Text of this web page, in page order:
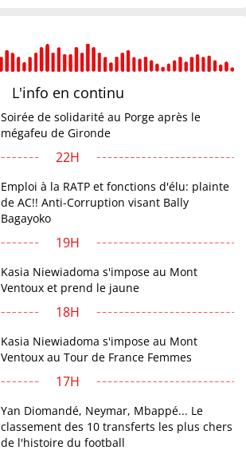
L'info en continu
Soirée de solidarité au Porge après le
mégafeu de Gironde
22H
Emploi à la RATP et fonctions d'élu: plainte
de AC!! Anti-Corruption visant Bally
Bagayoko
19H
Kasia Niewiadoma s'impose au Mont
Ventoux et prend le jaune
18H
Kasia Niewiadoma s'impose au Mont
Ventoux au Tour de France Femmes
17H
Yan Diomandé, Neymar, Mbappé... Le
classement des 10 transferts les plus chers
de l'histoire du football